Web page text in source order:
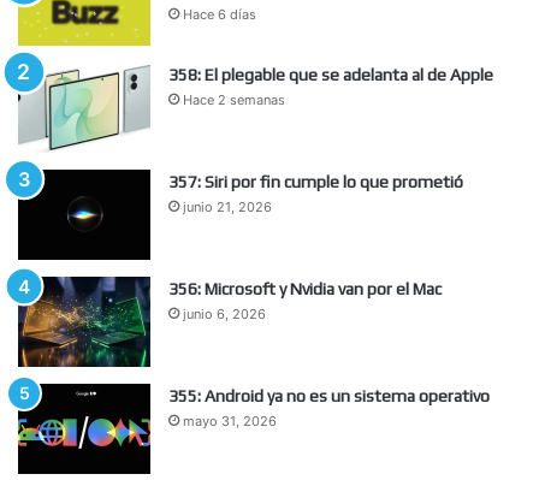
Hace 6 días
358: El plegable que se adelanta al de Apple
Hace 2 semanas
357: Siri por fin cumple lo que prometió
junio 21, 2026
356: Microsoft y Nvidia van por el Mac
junio 6, 2026
355: Android ya no es un sistema operativo
mayo 31, 2026